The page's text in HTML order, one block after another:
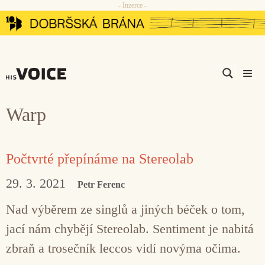
Přeskočit
na
- Inzerce -
Warp
Počtvrté přepínáme na Stereolab
29. 3. 2021 Petr Ferenc
Nad výběrem ze singlů a jiných béček o tom,
jací nám chybějí Stereolab. Sentiment je nabitá
zbraň a trosečník leccos vidí novýma očima.